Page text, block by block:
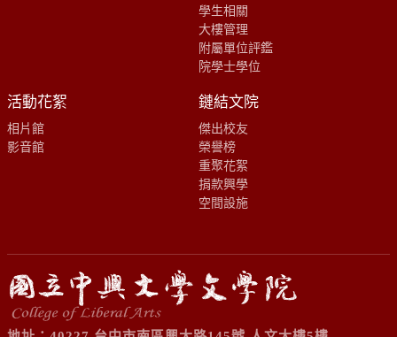
學生相關
大樓管理
附屬單位評鑑
院學士學位
活動花絮
相片館
影音館
鏈結文院
傑出校友
榮譽榜
重聚花絮
捐款興學
空間設施